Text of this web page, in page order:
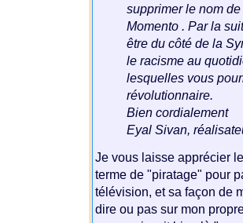
supprimer le nom
Momento . Par la
être du côté de la
le racisme au
lesquelles vous
révolutionnaire.
Bien cordialement
Eyal Sivan,
Je vous laisse apprécier
terme de "piratage" pour
télévision, et sa façon de
dire ou pas sur mon